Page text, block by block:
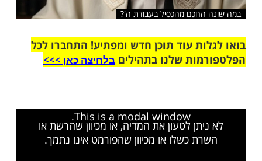
החכם מהכסיל בעבודת ה'?
עוד תוכן חדש ומפתיע! התחברו לכל